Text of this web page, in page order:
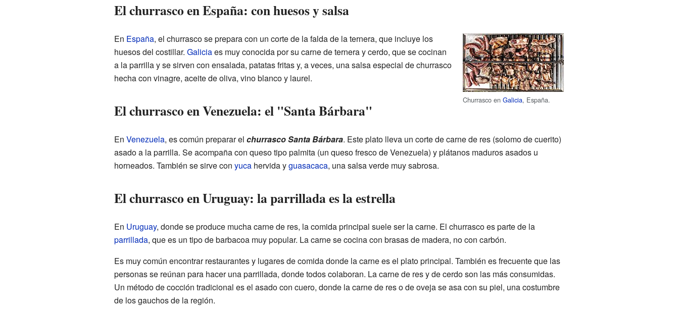
El churrasco en España: con huesos y salsa
Churrasco enGalicia, España.
En España, el churrasco se prepara con un corte de la falda de la ternera, que incluye los
huesos del costillar. Galiciaes muy conocida por su carne de ternera y cerdo, que se cocinan
a la parrilla y se sirven con ensalada, patatas fritas y, a veces, una salsa especial de churrasco
hecha con vinagre, aceite de oliva, vino blanco y laurel.
El churrasco en Venezuela: el "Santa Bárbara"
En Venezuela, es común preparar el churrasco Santa Bárbara. Este plato lleva un corte de carne de res (solomo de cuerito)
asado a la parrilla. Se acompaña con queso tipo palmita (un queso fresco de Venezuela) y plátanos maduros asados u
horneados. También se sirve con yucahervida yguasacaca, una salsa verde muy sabrosa.
El churrasco en Uruguay: la parrillada es la estrella
En Uruguay, donde se produce mucha carne de res, la comida principal suele ser la carne. El churrasco es parte de la
parrillada, que es un tipo de barbacoa muy popular. La carne se cocina con brasas de madera, no con carbón.
Es muy común encontrar restaurantes y lugares de comida donde la carne es el plato principal. También es frecuente que las
personas se reúnan para hacer una parrillada, donde todos colaboran. La carne de res y de cerdo son las más consumidas.
Un método de cocción tradicional es el asado con cuero, donde la carne de res o de oveja se asa con su piel, una costumbre
de los gauchos de la región.